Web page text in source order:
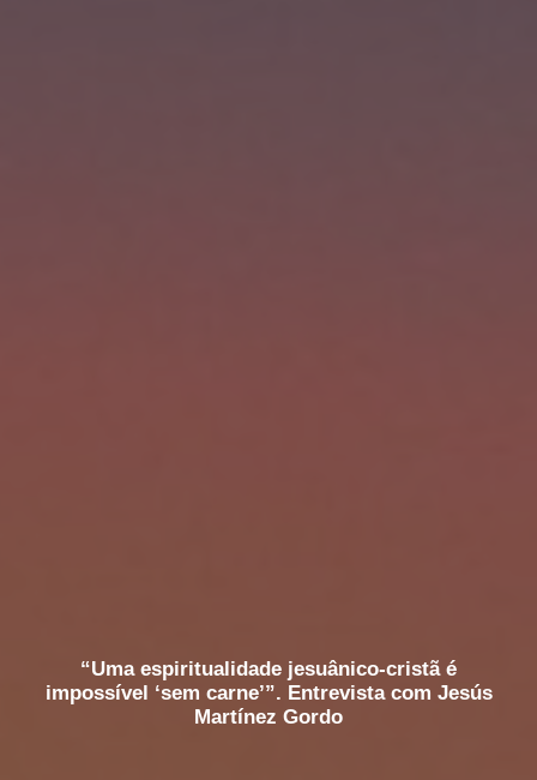
“Uma espiritualidade jesuânico-cristã é
impossível ‘sem carne’”. Entrevista com Jesús
Martínez Gordo